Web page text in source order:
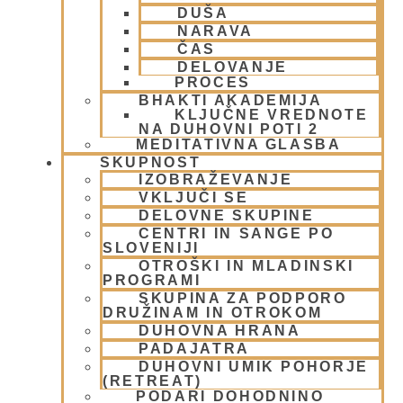
DUŠA
NARAVA
ČAS
DELOVANJE
PROCES
BHAKTI AKADEMIJA
KLJUČNE VREDNOTE
NA DUHOVNI POTI 2
MEDITATIVNA GLASBA
SKUPNOST
IZOBRAŽEVANJE
VKLJUČI SE
DELOVNE SKUPINE
CENTRI IN SANGE PO
SLOVENIJI
OTROŠKI IN MLADINSKI
PROGRAMI
SKUPINA ZA PODPORO
DRUŽINAM IN OTROKOM
DUHOVNA HRANA
PADAJATRA
DUHOVNI UMIK POHORJE
(RETREAT)
PODARI DOHODNINO
(9)
MORALA IN ETIKA(5)
(1)
Napovednik(10)
Nedeljska predavanja in festivali(1)
(6)
Novice iz skupnosti(1)
Obiski fakultete – šole(6)
Padajatra 2008(12)
PADAYATRA
(3)
Pogosta vprašanja(2)
Popotovanja
(1)
Poučne zgodbe in nauki(8)
Prabhupadovi učenci in ostali
Predavanja(2)
Predstavitev (9)
Prigrizki
(1)
Prireditve(7)
Priti Vardhana das (1)
Promocija in izobrazevanje(3)